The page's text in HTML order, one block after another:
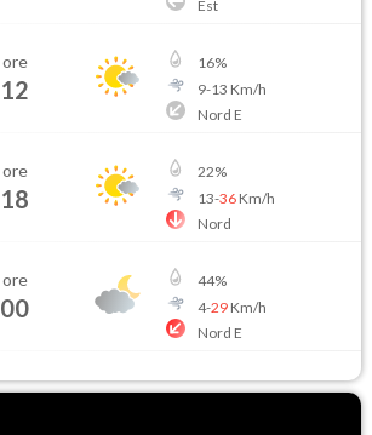
Est
ore
12
16%
9-13 Km/h
Nord E
ore
18
22%
13-36Km/h
Nord
ore
00
44%
4-29Km/h
Nord E